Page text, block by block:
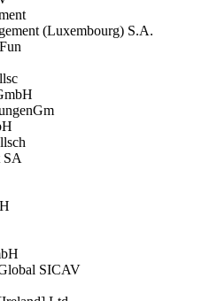
(Luxembourg) S.A.
SA
SICAV